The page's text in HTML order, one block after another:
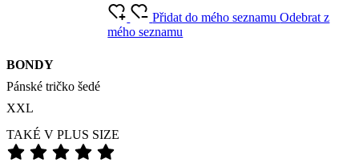
BONDY
Pánské tričko šedé
XXL
Přidat do mého seznamuOdebrat z
mého seznamu
TAKÉ V PLUS SIZE